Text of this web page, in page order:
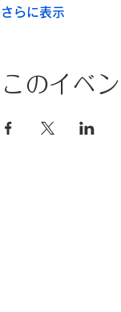
さらに表示
このイベ